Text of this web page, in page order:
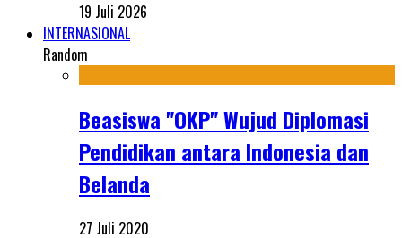
19 Juli 2026
INTERNASIONAL
Random
Beasiswa "OKP" Wujud Diplomasi
Pendidikan antara Indonesia dan
Belanda
27 Juli 2020